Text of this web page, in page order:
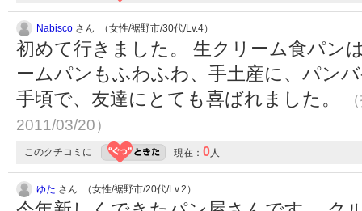
Nabisco さん （女性/裾野市/30代/Lv.4）
初めて行きました。 生クリーム食パン
ームパンもふわふわ、手土産に、パン
手頃で、友達にとても喜ばれました。
2011/03/20）
このクチコミに 現在： 0 人
ゆた さん （女性/裾野市/20代/Lv.2）